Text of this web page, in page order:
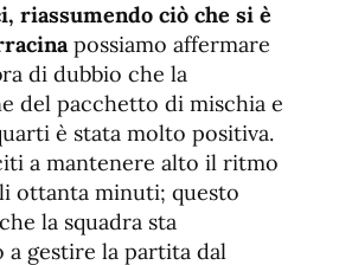
riassumendo ciò che si è
possiamo affermare
di dubbio che la
del pacchetto di mischia e
è stata molto positiva.
a mantenere alto il ritmo
ottanta minuti; questo
la squadra sta
a gestire la partita dal